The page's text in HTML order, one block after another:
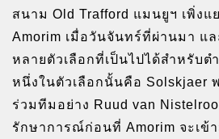
สนาม Old Trafford แมนยูฯ เพิ่งแ
Amorim เมื่อวันจันทร์ที่ผ่านมา แ
หลายตัวเลือกที่เป็นไปได้สำหรับ
หนึ่งในตัวเลือกนั้นคือ Solskjaer
ร่วมทีมอย่าง Ruud van
รักษาการณ์ก่อนที่ Amorim จะเข้